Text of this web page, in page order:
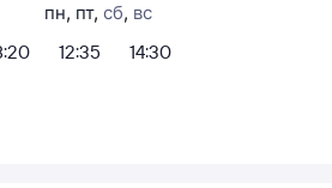
пн, пт, сб, вс
12:35
14:30